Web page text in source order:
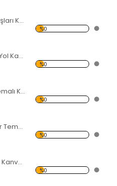
Deniz ve Çakıl Taşları Kanvas Tablo
%0
Gece Orman ve Yol Kanvas Tablo
%0
Çiçek Bahçesi Temalı Kanvas Tablo
%0
Dağda Sonbahar Temalı Kanvas Tablo
%0
Renkli Gül Temalı Kanvas Tablo
%0